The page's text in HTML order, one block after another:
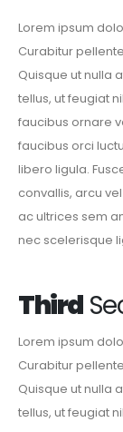
Lorem ipsum
Curabitur
Quisque ut nulla
tellus, ut feugiat
faucibus ornare
faucibus orci
libero ligula.
convallis, arcu
ac ultrices sem
nec scelerisque
Third
Lorem ipsum
Curabitur
Quisque ut nulla
tellus, ut feugiat